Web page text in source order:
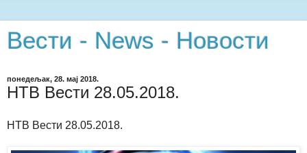
Вести - News - Новости
понедељак, 28. мај 2018.
НТВ Вести 28.05.2018.
НТВ Вести 28.05.2018.